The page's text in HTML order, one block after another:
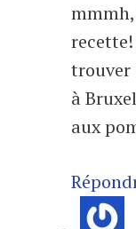
trouver
à
aux